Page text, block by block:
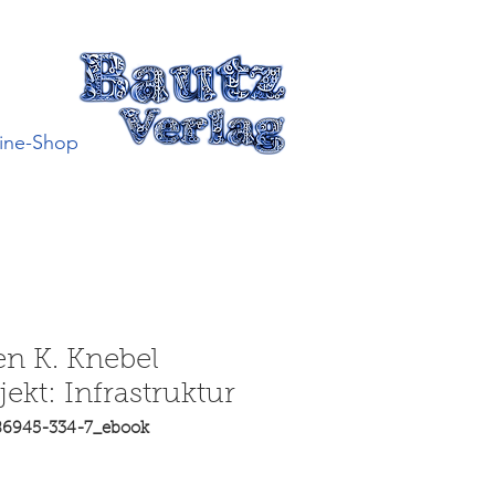
Shop
K. Knebel
Infrastruktur
334-7_ebook